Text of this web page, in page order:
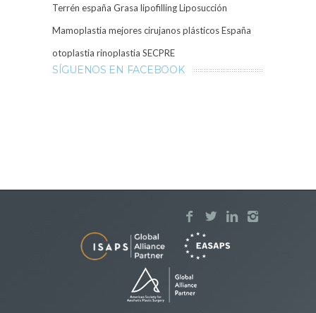
Terrén españa Grasa lipofillingLiposucción
Mamoplastia mejores cirujanos plásticos España
otoplastia rinoplastia SECPRE
SÍGUENOS EN FACEBOOK